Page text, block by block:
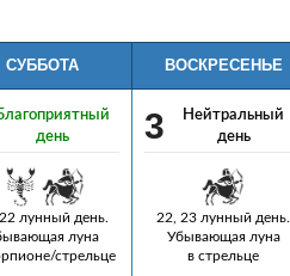
СУББОТА ВОСКРЕСЕНЬЕ
день
лунный день.
луна
стрельце
3
Нейтральный
день
22, 23 лунный день.
Убывающая луна
в стрельце